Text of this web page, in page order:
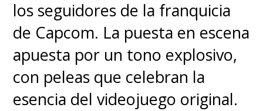
Gotouge. Esto es una
continuación directa de lo visto
en la premiada y exitosa
película, que presentó el arco
del"Tren Demonio".
los seguidores de la franquicia
de Capcom. La puesta en escena
apuesta por un tono explosivo,
con peleas que celebran la
esencia del videojuego original.